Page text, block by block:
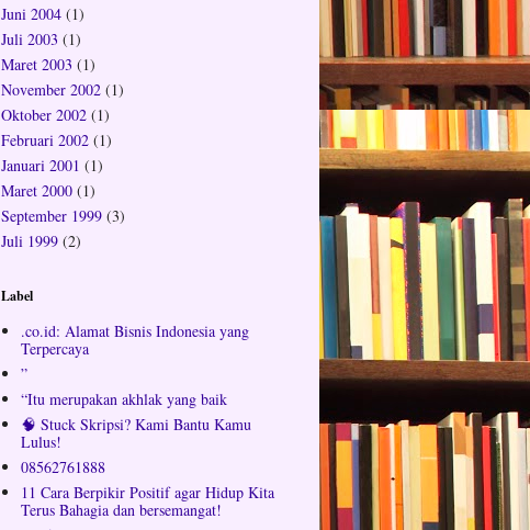
Juni 2004 (1)
Juli 2003 (1)
Maret 2003 (1)
November 2002 (1)
Oktober 2002 (1)
Februari 2002 (1)
Januari 2001 (1)
Maret 2000 (1)
September 1999 (3)
Juli 1999 (2)
Label
.co.id: Alamat Bisnis Indonesia yang
Terpercaya
”
“Itu merupakan akhlak yang baik
🧠 Stuck Skripsi? Kami Bantu Kamu
Lulus!
08562761888
11 Cara Berpikir Positif agar Hidup Kita
Terus Bahagia dan bersemangat!